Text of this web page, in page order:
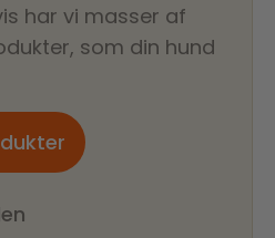
har vi masser af
som din hund